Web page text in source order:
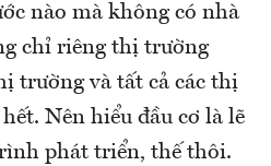
nào mà không có nhà
chỉ riêng thị trường
trường và tất cả các thị
Nên hiểu đầu cơ là lẽ
phát triển, thế thôi.